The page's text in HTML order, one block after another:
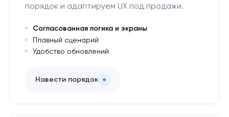
порядок и адаптируем UX под продажи.
Согласованная логика и экраны
Плавный сценарий
Удобство обновлений
Навести порядок